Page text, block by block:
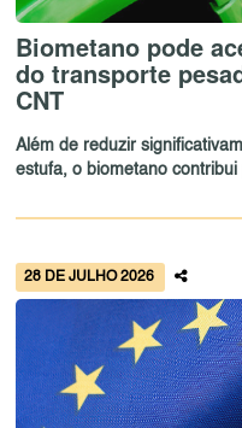
Biometano pode
do transporte
CNT
Além de reduzir
estufa, o biometano contribui
28 DE JULHO 2026